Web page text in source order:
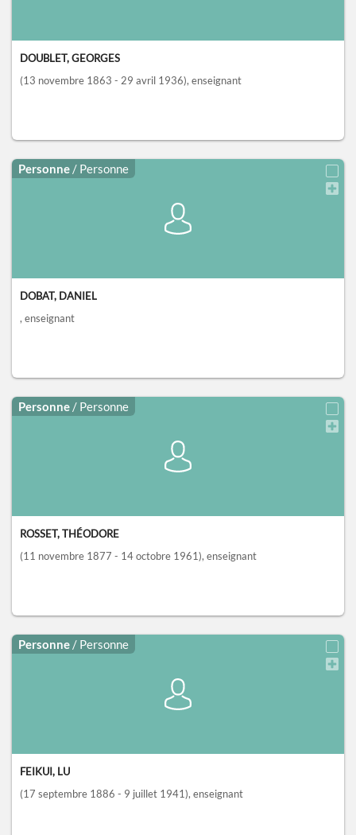
DOUBLET, GEORGES
(13 novembre 1863 - 29 avril 1936), enseignant
Personne / Personne
DOBAT, DANIEL
, enseignant
Personne / Personne
ROSSET, THÉODORE
(11 novembre 1877 - 14 octobre 1961), enseignant
Personne / Personne
FEIKUI, LU
(17 septembre 1886 - 9 juillet 1941), enseignant